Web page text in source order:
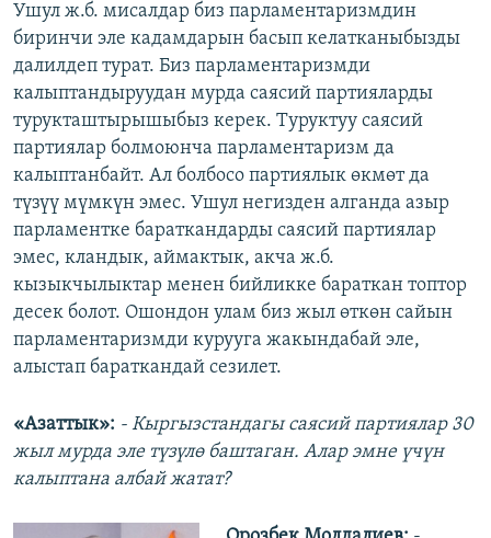
Ушул ж.б. мисалдар биз парламентаризмдин
биринчи эле кадамдарын басып келатканыбызды
далилдеп турат. Биз парламентаризмди
калыптандыруудан мурда саясий партияларды
турукташтырышыбыз керек. Туруктуу саясий
партиялар болмоюнча парламентаризм да
калыптанбайт. Ал болбосо партиялык өкмөт да
түзүү мүмкүн эмес. Ушул негизден алганда азыр
парламентке бараткандарды саясий партиялар
эмес, кландык, аймактык, акча ж.б.
кызыкчылыктар менен бийликке бараткан топтор
десек болот. Ошондон улам биз жыл өткөн сайын
парламентаризмди курууга жакындабай эле,
алыстап бараткандай сезилет.
«Азаттык»: - Кыргызстандагы саясий партиялар 30
жыл мурда эле түзүлө баштаган. Алар эмне үчүн
калыптана албай жатат?